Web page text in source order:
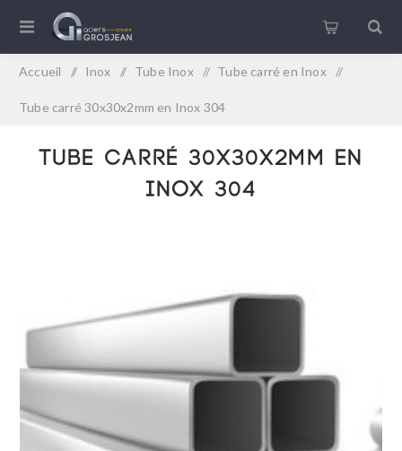
Accueil / Inox / Tube Inox / Tube carré en Inox /
Tube carré 30x30x2mm en Inox 304
Tube carré 30x30x2mm en
Inox 304